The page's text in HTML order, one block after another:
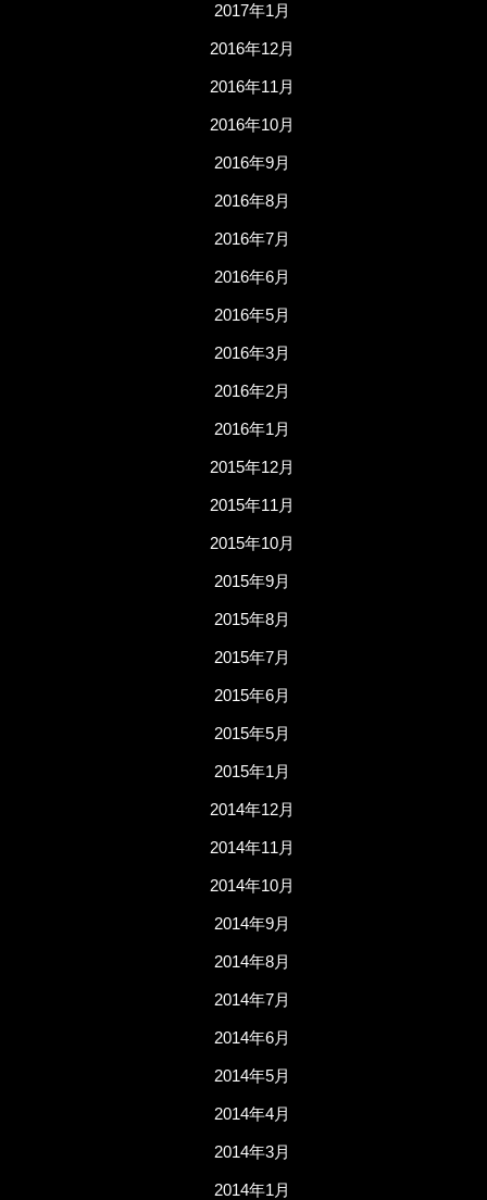
2017年1月
2016年12月
2016年11月
2016年10月
2016年9月
2016年8月
2016年7月
2016年6月
2016年5月
2016年3月
2016年2月
2016年1月
2015年12月
2015年11月
2015年10月
2015年9月
2015年8月
2015年7月
2015年6月
2015年5月
2015年1月
2014年12月
2014年11月
2014年10月
2014年9月
2014年8月
2014年7月
2014年6月
2014年5月
2014年4月
2014年3月
2014年1月